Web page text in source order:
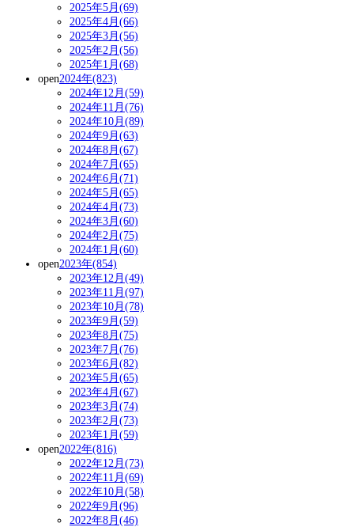
2025年5月(69)
2025年4月(66)
2025年3月(56)
2025年2月(56)
2025年1月(68)
open2024年(823)
2024年12月(59)
2024年11月(76)
2024年10月(89)
2024年9月(63)
2024年8月(67)
2024年7月(65)
2024年6月(71)
2024年5月(65)
2024年4月(73)
2024年3月(60)
2024年2月(75)
2024年1月(60)
open2023年(854)
2023年12月(49)
2023年11月(97)
2023年10月(78)
2023年9月(59)
2023年8月(75)
2023年7月(76)
2023年6月(82)
2023年5月(65)
2023年4月(67)
2023年3月(74)
2023年2月(73)
2023年1月(59)
open2022年(816)
2022年12月(73)
2022年11月(69)
2022年10月(58)
2022年9月(96)
2022年8月(46)